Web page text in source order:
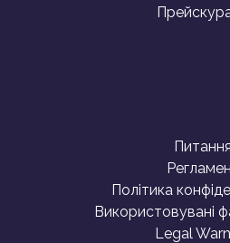
Питання
Політика
Використовувані
Legal